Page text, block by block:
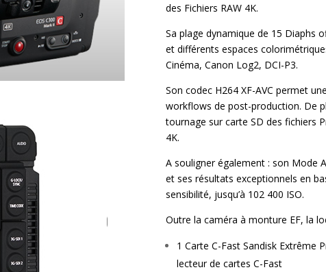
des Fichiers RAW 4K.
Sa plage dynamique de 15 Diaphs
et différents espaces
Cinéma, Canon Log2, DCI-P3.
Son codec H264 XF-AVC permet
workflows de post-production. De
tournage sur carte SD des fichiers
4K.
A souligner également : son Mode
et ses résultats exceptionnels en
sensibilité, jusqu’à 102 400 ISO.
Outre la caméra à monture EF, la
1 Carte C-Fast Sandisk Extrême
lecteur de cartes C-Fast